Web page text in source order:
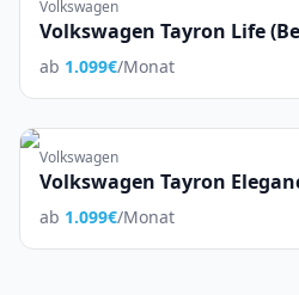
Volkswagen
Volkswagen Tayron Life
ab 1.099€/Monat
Volkswagen
Volkswagen Tayron
ab 1.099€/Monat